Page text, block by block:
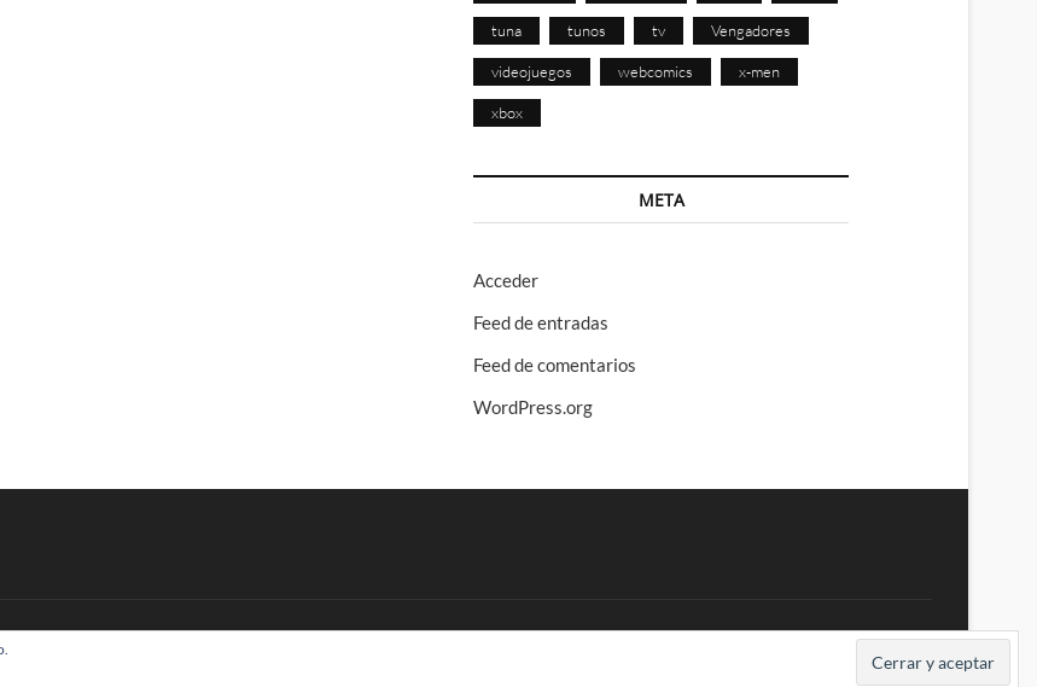
tuna tunos tv Vengadores
videojuegos webcomics x-men
xbox
META
Acceder
Feed de entradas
Feed de comentarios
WordPress.org
derechos reservados